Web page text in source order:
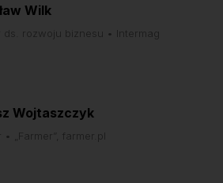
Wilk
ds. rozwoju biznesu • Intermag
Wojtaszczyk
„Farmer”, farmer.pl